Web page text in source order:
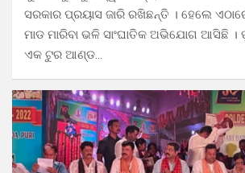
ସରକାର ପ୍ରୟାସ ଜାରି ରଖିଛନ୍ତି । ହେଲେ
ମାଡ ମାରିବା ଭଳି ସାଂଘାତିକ ଅଭିଯୋଗ ଆସିଛି ।
ଏକ ଟୁର ଆଣ୍ଡ…